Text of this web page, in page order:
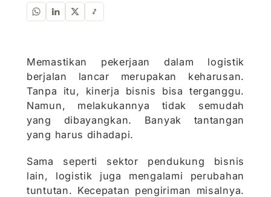
Memastikan pekerjaan dalam logistik
berjalan lancar merupakan keharusan.
Tanpa itu, kinerja bisnis bisa terganggu.
Namun, melakukannya tidak semudah
yang dibayangkan. Banyak tantangan
yang harus dihadapi.
Sama seperti sektor pendukung bisnis
lain, logistik juga mengalami perubahan
tuntutan. Kecepatan pengiriman misalnya.